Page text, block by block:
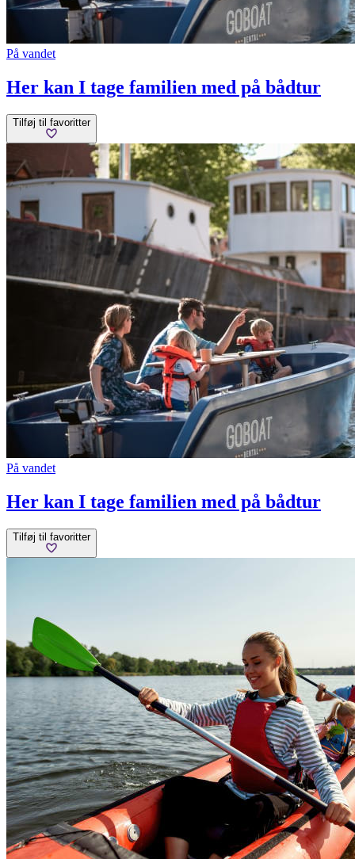
På vandet
Her kan I tage familien med på bådtur
Tilføj til favoritter
På vandet
Her kan I tage familien med på bådtur
Tilføj til favoritter